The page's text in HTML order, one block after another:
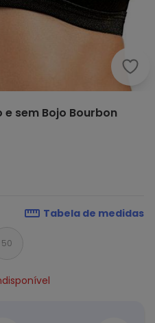
e sem Bojo Bourbon
Tabela de medidas
50